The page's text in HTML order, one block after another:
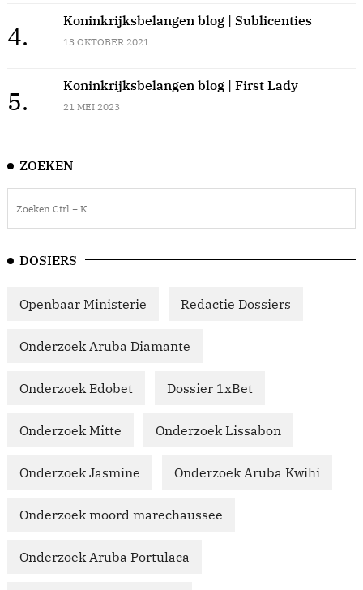
4.
Koninkrijksbelangen blog | Sublicenties
13 OKTOBER 2021
5.
Koninkrijksbelangen blog | First Lady
21 MEI 2023
ZOEKEN
DOSIERS
Openbaar Ministerie Redactie Dossiers
Onderzoek Aruba Diamante
Onderzoek Edobet Dossier 1xBet
Onderzoek Mitte Onderzoek Lissabon
Onderzoek Jasmine Onderzoek Aruba Kwihi
Onderzoek moord marechaussee
Onderzoek Aruba Portulaca